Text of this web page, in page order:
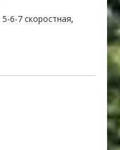
5-6-7 скоростная,